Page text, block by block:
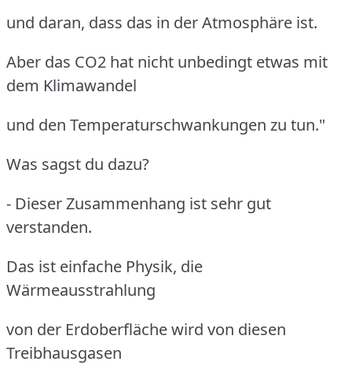
und daran, dass das in der Atmosphäre ist.
Aber das CO2 hat nicht unbedingt etwas mit
dem Klimawandel
und den Temperaturschwankungen zu tun."
Was sagst du dazu?
- Dieser Zusammenhang ist sehr gut
verstanden.
Das ist einfache Physik, die
Wärmeausstrahlung
von der Erdoberfläche wird von diesen
Treibhausgasen